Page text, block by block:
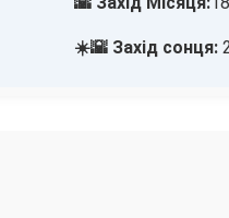
☀️🌇 Захід сонця: